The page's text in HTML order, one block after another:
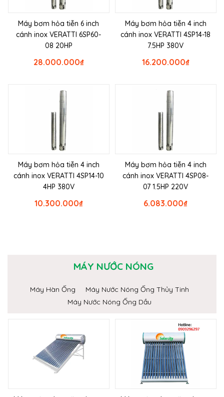
Máy bơm hỏa tiễn 6 inch
cánh inox VERATTI 6SP60-
08 20HP
₫
28.000.000
Máy bơm hỏa tiễn 4 inch
cánh inox VERATTI 4SP14-18
7.5HP 380V
₫
16.200.000
Máy bơm hỏa tiễn 4 inch
cánh inox VERATTI 4SP14-10
4HP 380V
₫
10.300.000
Máy bơm hỏa tiễn 4 inch
cánh inox VERATTI 4SP08-
07 1.5HP 220V
₫
6.083.000
MÁY NƯỚC NÓNG
Máy Hàn Ống
Máy Nước Nóng Ống Thủy Tinh
Máy Nước Nóng Ống Dầu